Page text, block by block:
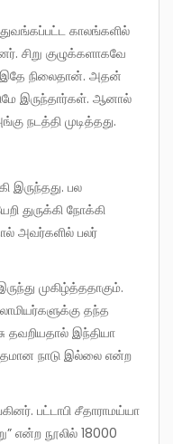
சிறு குழுக்களாகவே
இதே நிலைதான். அதன்
இருந்தார்கள். ஆனால்
நடத்தி முடித்தது.
துருக்கி நோக்கி
அவர்களில் பலர்
தந்த
தவறியதால் இந்தியா
நாடு இல்லை என்ற
என்ற நூலில் 18000